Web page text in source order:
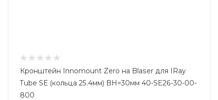
Кронштейн Innomount Zero на Blaser для IRay
Tube SE (кольца 25.4мм) BH=30мм 40-SE26-30-00-
800